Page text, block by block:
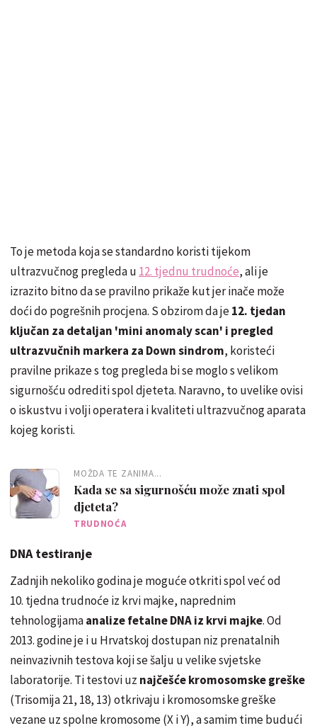
To je metoda koja se standardno koristi tijekom
ultrazvučnog pregleda u 12. tjednu trudnoće, ali je
izrazito bitno da se pravilno prikaže kut jer inače može
doći do pogrešnih procjena. S obzirom da je12. tjedan
ključan za detaljan 'mini anomaly scan' i pregled
ultrazvučnih markera za Down sindrom, koristeći
pravilne prikaze s tog pregleda bi se moglo s velikom
sigurnošću odrediti spol djeteta. Naravno, to uvelike ovisi
o iskustvu i volji operatera i kvaliteti ultrazvučnog aparata
kojeg koristi.
MOŽDA TE ZANIMA...
Kada se sa sigurnošću može znati spol
djeteta?
TRUDNOĆA
DNA testiranje
Zadnjih nekoliko godina je moguće otkriti spol već od
10. tjedna trudnoće iz krvi majke, naprednim
tehnologijamaanalize fetalne DNA iz krvi majke. Od
2013. godine je i u Hrvatskoj dostupan niz prenatalnih
neinvazivnih testova koji se šalju u velike svjetske
laboratorije. Ti testovi uz najčešće kromosomske greške
(Trisomija 21, 18, 13) otkrivaju i kromosomske greške
vezane uz spolne kromosome (X i Y), a samim time budući